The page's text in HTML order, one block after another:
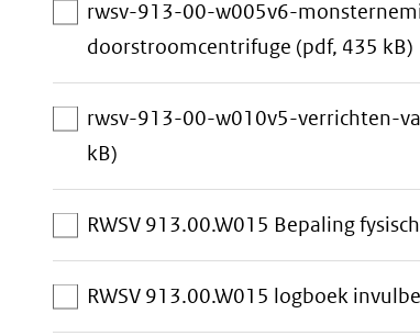
rwsv-913-00-w005v6-
doorstroomcentrifuge (pdf, 435 kB)
rwsv-913-00-w010v5-verrichten-
kB)
download-
selectie
toevoegen
RWSV 913.00.W015 Bepaling
RWSV 913.00.W015 logboek